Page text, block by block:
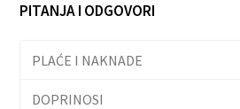
PITANJA I ODGOVORI
PLAĆE I NAKNADE
DOPRINOSI